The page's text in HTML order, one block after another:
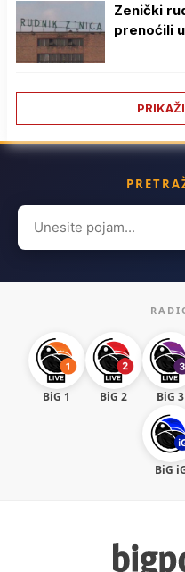
Zenički
prenoćili
Search
for:
BiG 1 BiG 2 BiG 3
BiG